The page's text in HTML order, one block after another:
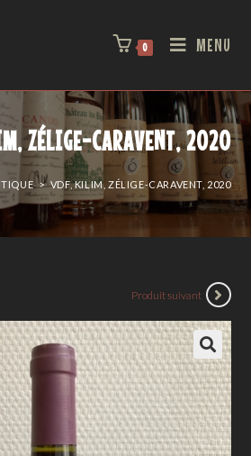
0 MENU
ZÉLIGE-CARAVENT, 2020
> VDF, KILIM, ZÉLIGE-CARAVENT, 2020
Produit suivant